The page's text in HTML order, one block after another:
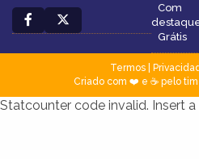
Com
Grátis
Termos|
Criado com ❤️ e ☕ pelo
Statcounter code invalid. Insert a